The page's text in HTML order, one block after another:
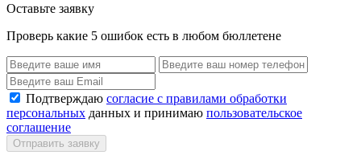
Оставьте заявку
Проверь какие 5 ошибок есть в любом бюллетене
Подтверждаю согласие с правилами обработки
персональных данных и принимаю пользовательское
соглашение
Отправить заявку